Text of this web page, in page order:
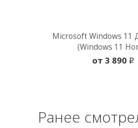
Microsoft Windows 11
(Windows 11
oт 3 890 i
Ранее